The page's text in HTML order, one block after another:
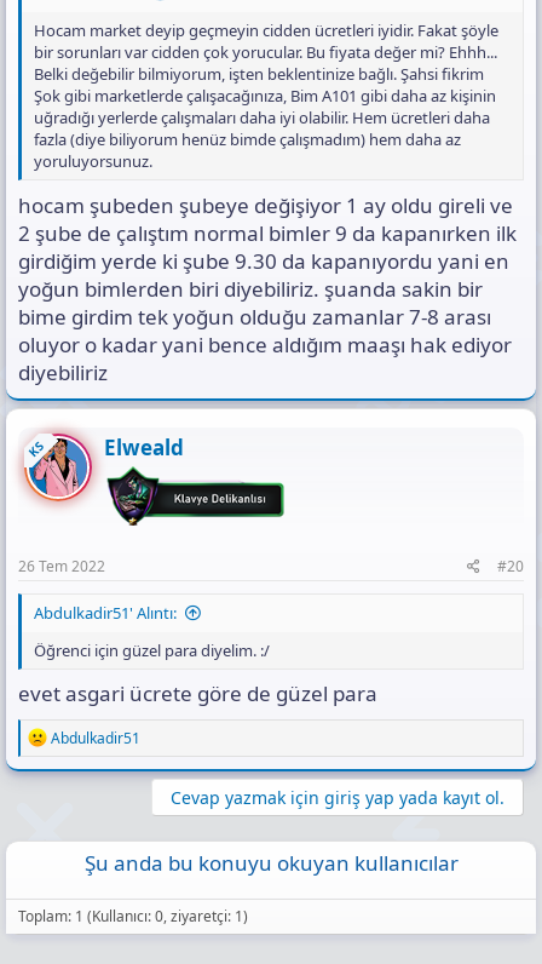
Hocam market deyip geçmeyin cidden ücretleri iyidir. Fakat şöyle
bir sorunları var cidden çok yorucular. Bu fiyata değer mi? Ehhh...
Belki değebilir bilmiyorum, işten beklentinize bağlı. Şahsi fikrim
Şok gibi marketlerde çalışacağınıza, Bim A101 gibi daha az kişinin
uğradığı yerlerde çalışmaları daha iyi olabilir. Hem ücretleri daha
fazla (diye biliyorum henüz bimde çalışmadım) hem daha az
yoruluyorsunuz.
hocam şubeden şubeye değişiyor 1 ay oldu gireli ve
2 şube de çalıştım normal bimler 9 da kapanırken ilk
girdiğim yerde ki şube 9.30 da kapanıyordu yani en
yoğun bimlerden biri diyebiliriz. şuanda sakin bir
bime girdim tek yoğun olduğu zamanlar 7-8 arası
oluyor o kadar yani bence aldığım maaşı hak ediyor
diyebiliriz
KS Elweald
26 Tem 2022 #20
Abdulkadir51' Alıntı:
Öğrenci için güzel para diyelim. :/
evet asgari ücrete göre de güzel para
R
e
a
:
Abdulkadir51
Cevap yazmak için giriş yap yada kayıt ol.
Şu anda bu konuyu okuyan kullanıcılar
Toplam: 1 (Kullanıcı: 0, ziyaretçi: 1)